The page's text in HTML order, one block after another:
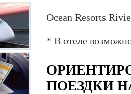
Ocean Resorts
* В отеле
ПОЕЗДКИ